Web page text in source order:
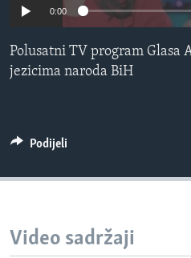
MAGAZIN
O GLASU AMERIKE
0:00
Polusatni TV program Glasa
jezicima naroda BiH
Podijeli
Video sadržaji